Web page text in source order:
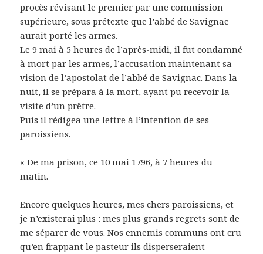
procès révisant le premier par une commission
supérieure, sous prétexte que l’abbé de Savignac
aurait porté les armes.
Le 9 mai à 5 heures de l’après-midi, il fut condamné
à mort par les armes, l’accusation maintenant sa
vision de l’apostolat de l’abbé de Savignac. Dans la
nuit, il se prépara à la mort, ayant pu recevoir la
visite d’un prêtre.
Puis il rédigea une lettre à l’intention de ses
paroissiens.
« De ma prison, ce 10 mai 1796, à 7 heures du
matin.
Encore quelques heures, mes chers paroissiens, et
je n’existerai plus : mes plus grands regrets sont de
me séparer de vous. Nos ennemis communs ont cru
qu’en frappant le pasteur ils disperseraient